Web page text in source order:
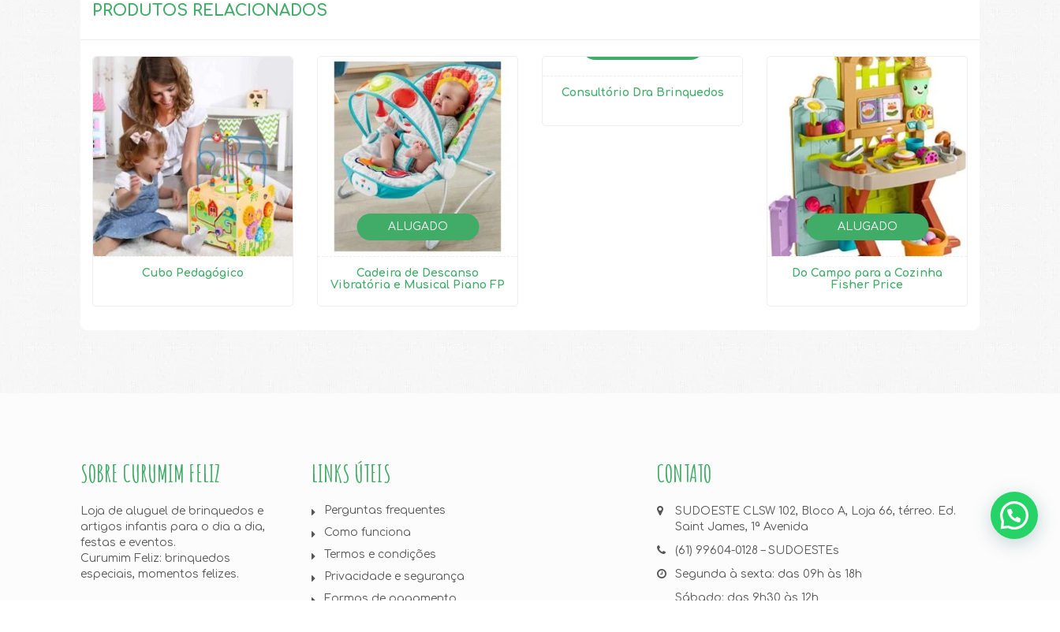
PRODUTOS RELACIONADOS
Cubo Pedagógico
ALUGADO
Cadeira de Descanso
Vibratória e Musical Piano FP
Consultório Dra Brinquedos
ALUGADO
Do Campo para a Cozinha
Fisher Price
SOBRE CURUMIM FELIZ
Loja de aluguel de brinquedos e
artigos infantis para o dia a dia,
festas e eventos.
Curumim Feliz: brinquedos
especiais, momentos felizes.
LINKS ÚTEIS
Perguntas frequentes
Como funciona
Termos e condições
Privacidade e segurança
Formas de pagamento
CONTATO
SUDOESTE CLSW 102, Bloco A, Loja 66, térreo. Ed.
Saint James, 1ª Avenida
(61) 99604-0128 – SUDOESTEs
Segunda à sexta: das 09h às 18h
Sábado: das 9h30 às 12h